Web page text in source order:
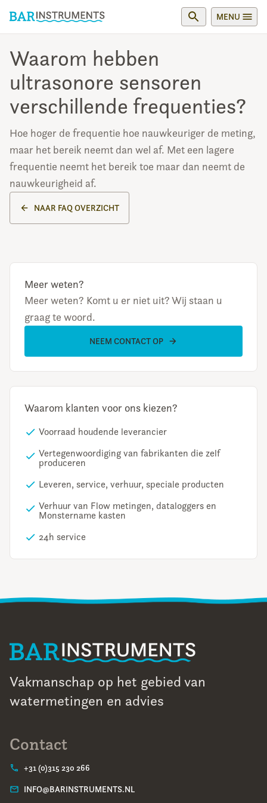
MENU
Waarom hebben
ultrasonore sensoren
verschillende frequenties?
Hoe hoger de frequentie hoe nauwkeuriger de meting,
maar het bereik neemt dan wel af. Met een lagere
frequentie neemt het bereik toe maar dan neemt de
nauwkeurigheid af.
NAAR FAQ OVERZICHT
Meer weten?
Meer weten? Komt u er niet uit? Wij staan u
graag te woord.
NEEM CONTACT OP
Waarom klanten voor ons kiezen?
Voorraad houdende leverancier
Vertegenwoordiging van fabrikanten die zelf
produceren
Leveren, service, verhuur, speciale producten
Verhuur van Flow metingen, dataloggers en
Monstername kasten
24h service
Vakmanschap op het gebied van
watermetingen en advies
Contact
+31 (0)315 230 266
INFO@BARINSTRUMENTS.NL